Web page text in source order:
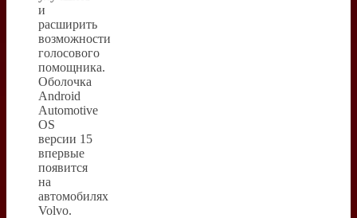
и
расширить
возможности
голосового
помощника.
Оболочка
Android
Automotive
OS
версии 15
впервые
появится
на
автомобилях
Volvo.